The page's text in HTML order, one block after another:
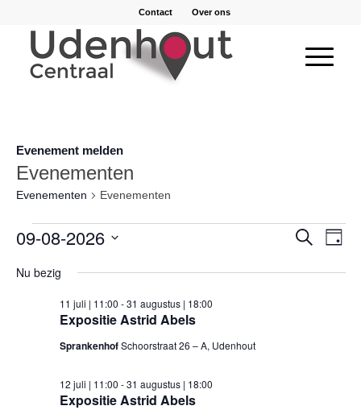
Contact Over ons
Evenement melden
Evenementen
Evenementen Evenementen
Evenementen
9
augustus
2026
Zoeken
Dag
09-08-2026
een
Nu bezig
Expositie Astrid Abels
11 juli | 11:00 -31 augustus | 18:00
SprankenhofSchoorstraat 26 – A, Udenhout
Expositie Astrid Abels
12 juli | 11:00 -31 augustus | 18:00